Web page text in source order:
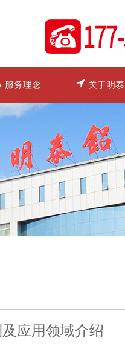
服务理念 关于明泰
应用领域介绍